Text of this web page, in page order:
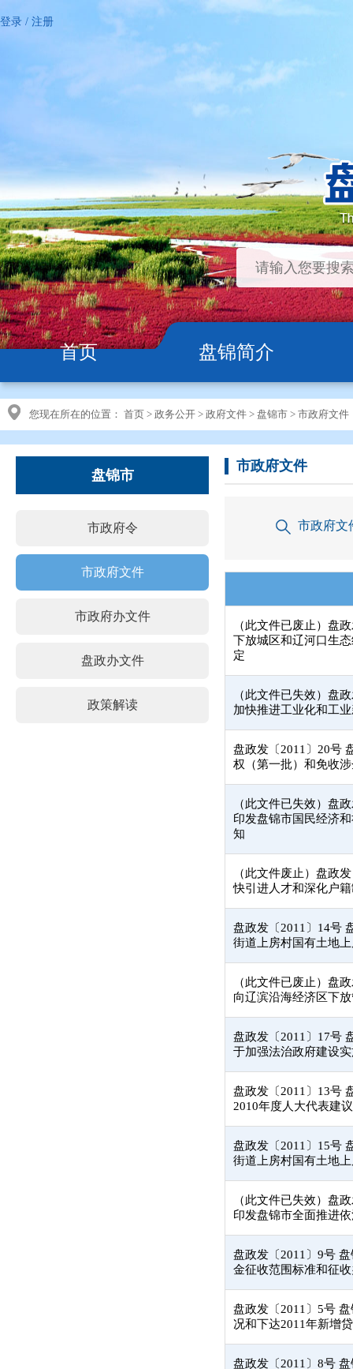
登录 / 注册
首页 盘锦简介
您现在所在的位置： 首页 > 政务公开 > 政府文件 > 盘锦市 > 市政府文件
盘锦市
市政府令
市政府文件
市政府办文件
盘政办文件
政策解读
市政府文件
市政府文
（此文件已废止）盘
下放城区和辽河口生
定
（此文件已失效）盘
加快推进工业化和工
盘政发〔2011〕20号
权（第一批）和免收
（此文件已失效）盘
印发盘锦市国民经济
知
（此文件废止）盘政
快引进人才和深化户
盘政发〔2011〕14号
街道上房村国有土地
（此文件已废止）盘
向辽滨沿海经济区下
盘政发〔2011〕17号
于加强法治政府建设
盘政发〔2011〕13号
2010年度人大代表建
盘政发〔2011〕15号
街道上房村国有土地
（此文件已失效）盘
印发盘锦市全面推进
盘政发〔2011〕9号
金征收范围标准和征
盘政发〔2011〕5号
况和下达2011年新增
盘政发〔2011〕8号